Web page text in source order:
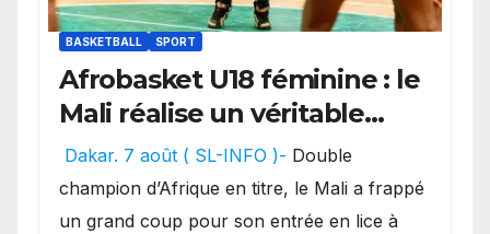
BASKETBALL SPORT
Afrobasket U18 féminine : le
Mali réalise un véritable
festival offensif et inflige
une lourde défaite au
Bénin.
Dakar. 7 août ( SL-INFO )- Double
champion d’Afrique en titre, le Mali a frappé
un grand coup pour son entrée en lice à